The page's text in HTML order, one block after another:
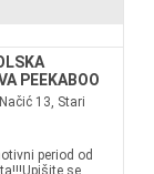
PEEKABOO
13, Stari
period od
se